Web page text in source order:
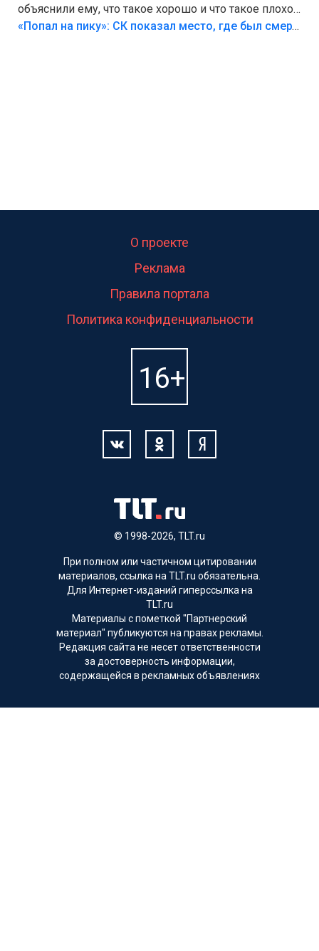
объяснили ему, что такое хорошо и что такое плохо!
Лезть через такой забор,верх безумия,есть же
«Попал на пику»: СК показал место, где был смертельно травмирован ребенок в Тольятти
© 1998-2026, TLT.ru
О проекте
Реклама
Правила портала
Политика конфиденциальности
При полном или частичном цитировании
материалов, ссылка на TLT.ru обязательна.
Для Интернет-изданий гиперссылка на
TLT.ru
Материалы с пометкой "Партнерский
материал" публикуются на правах рекламы.
Редакция сайта не несет ответственности
за достоверность информации,
содержащейся в рекламных объявлениях